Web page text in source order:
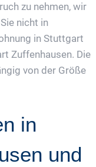
zu nehmen, wir
nicht in
in Stuttgart
Zuffenhausen. Die
von der Größe
in
und